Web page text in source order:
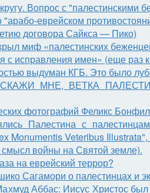
Вопрос с "палестинскими
еврейском
договора Сайкса — Пико)
миф «палестинских
исправления имен» (еще раз
выдуман КГБ. Это было
“СКАЖИ МНЕ, ВЕТКА
фотографий Феликс
Палестина с
Monumentis Veteribus Illustrata",
войны на Святой земле).
на еврейский террор?
Сагамори о палестинцах и
Аббас: Иисус Христос